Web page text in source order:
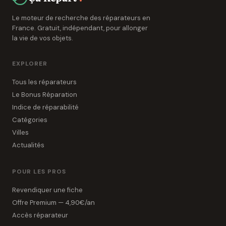
Le moteur de recherche des réparateurs en
France. Gratuit, indépendant, pour allonger
la vie de vos objets.
EXPLORER
Tous les réparateurs
Le Bonus Réparation
Indice de réparabilité
Catégories
Villes
Actualités
POUR LES PROS
Revendiquer une fiche
Offre Premium — 4,90€/an
Accès réparateur